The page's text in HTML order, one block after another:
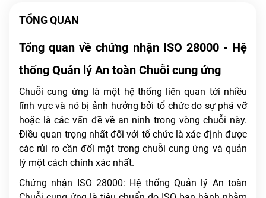
TỔNG QUAN
Tổng quan về chứng nhận ISO 28000 - Hệ
thống Quản lý An toàn Chuỗi cung ứng
Chuỗi cung ứng là một hệ thống liên quan tới nhiều
lĩnh vực và nó bị ảnh hưởng bởi tổ chức do sự phá vỡ
hoặc là các vấn đề về an ninh trong vòng chuỗi này.
Điều quan trọng nhất đối với tổ chức là xác định được
các rủi ro cần đối mặt trong chuỗi cung ứng và quản
lý một cách chính xác nhất.
Chứng nhận ISO 28000: Hệ thống Quản lý An toàn